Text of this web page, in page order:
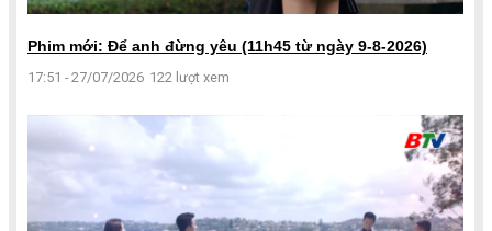
Phim mới: Để anh đừng yêu (11h45 từ ngày 9-8-2026)
17:51 - 27/07/2026 122 lượt xem